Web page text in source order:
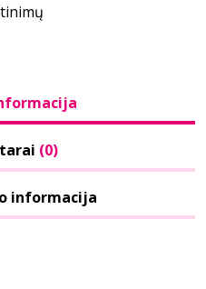
(0)
informacija